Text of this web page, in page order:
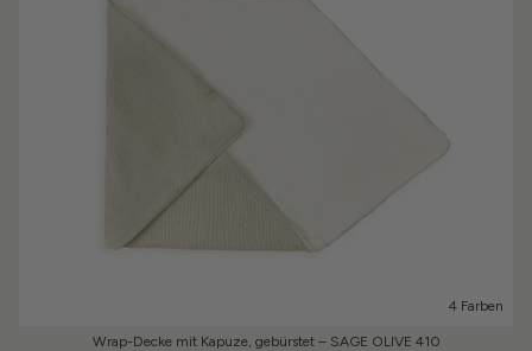
4 Farben
Wrap-Decke mit Kapuze, gebürstet – SAGE OLIVE 410